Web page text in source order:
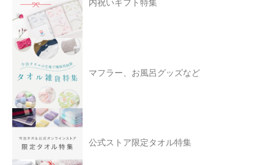
内祝いギフト特集
マフラー、お風呂グッズなど
公式ストア限定タオル特集